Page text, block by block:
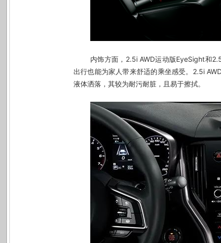
内饰方面， 2.5i AWD运动版EyeSight和
出行也能为家人带来舒适的乘坐感受。 2.5i
液体洒落，其较为耐污耐脏，且易于擦拭。